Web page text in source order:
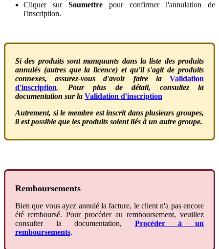
Cliquer sur Soumettre pour confirmer l'annulation
de
l'inscription.
Si des produits sont manquants dans la liste des produits
annulés (autres que la licence) et qu'il s'agit de produits
connexes, assurez-vous d'avoir faire la
Validation
d'inscription. Pour plus de détail, consultez
la
documentation sur la Validation d'inscription
Autrement, si le membre est inscrit dans plusieurs groupes,
il est possible que les produits soient liés à un autre groupe.
Remboursements
Bien que vous ayez annulé la facture, le client n'a pas encore
été remboursé. Pour procéder au remboursement, veuillez
consulter
la documentation, Procéder à
un
remboursements.